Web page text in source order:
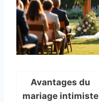
Avantages du
mariage intimiste